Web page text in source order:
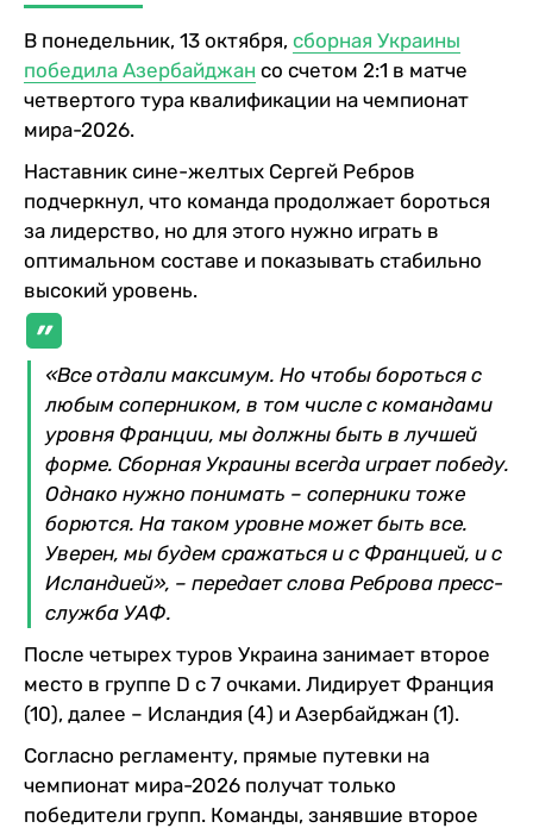
В понедельник, 13 октября, сборная Украины
победила Азербайджан со счетом 2:1 в матче
четвертого тура квалификации на чемпионат
мира-2026.
Наставник сине-желтых Сергей Ребров
подчеркнул, что команда продолжает бороться
за лидерство, но для этого нужно играть в
оптимальном составе и показывать стабильно
высокий уровень.
«Все отдали максимум. Но чтобы бороться с
любым соперником, в том числе с командами
уровня Франции, мы должны быть в лучшей
форме. Сборная Украины всегда играет победу.
Однако нужно понимать – соперники тоже
борются. На таком уровне может быть все.
Уверен, мы будем сражаться и с Францией, и с
Исландией», – передает слова Реброва пресс-
служба УАФ.
После четырех туров Украина занимает второе
место в группе D с 7 очками. Лидирует Франция
(10), далее – Исландия (4) и Азербайджан (1).
Согласно регламенту, прямые путевки на
чемпионат мира-2026 получат только
победители групп. Команды, занявшие второе